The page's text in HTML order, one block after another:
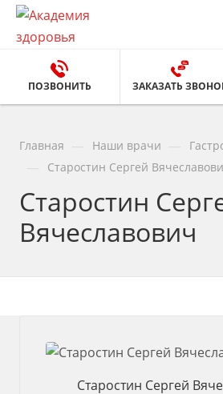
ПОЗВОНИТЬ ЗАКАЗАТЬ
Главная Наши врачи
Старостин Сергей
Старостин
Вячеславович
Старостин Сергей